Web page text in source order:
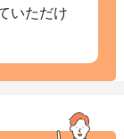
いただけ